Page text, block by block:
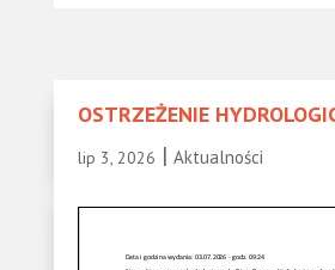
OSTRZEŻENIE
lip 3, 2026 | Aktualności